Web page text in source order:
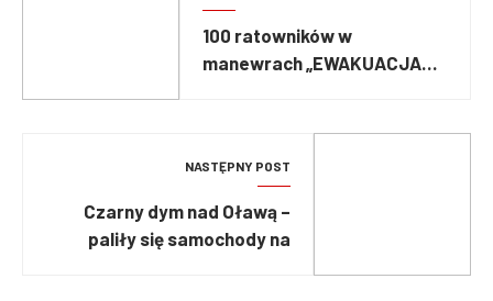
100 ratowników w
manewrach „EWAKUACJA
NASTĘPNY POST
Czarny dym nad Oławą –
paliły się samochody na